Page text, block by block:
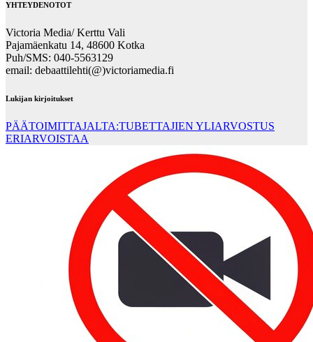
YHTEYDENOTOT
Victoria Media/ Kerttu Vali
Pajamäenkatu 14, 48600 Kotka
Puh/SMS: 040-5563129
email: debaattilehti(@)victoriamedia.fi
Lukijan kirjoitukset
PÄÄTOIMITTAJALTA:TUBETTAJIEN YLIARVOSTUS
ERIARVOISTAA